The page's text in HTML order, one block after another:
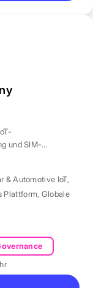
und SIM-
& Automotive IoT,
Plattform, Globale